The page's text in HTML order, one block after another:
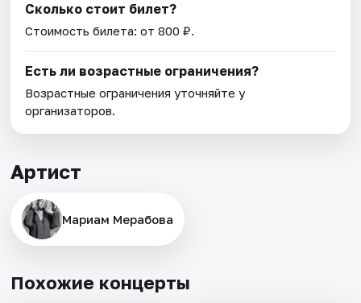
Сколько стоит билет?
Стоимость билета: от 800 ₽.
Есть ли возрастные ограничения?
Возрастные ограничения уточняйте у
организаторов.
Артист
Мариам Мерабова
Похожие концерты